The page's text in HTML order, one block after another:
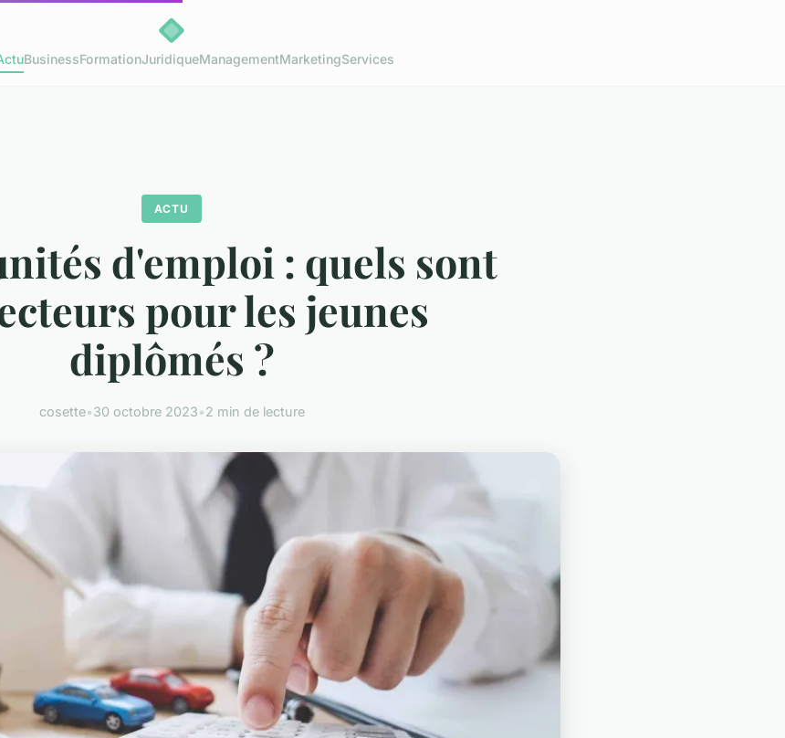
BusinessFormationJuridiqueManagementMarketingServices
ACTU
d'emploi : quels sont
pour les jeunes
diplômés ?
cosette•30 octobre 2023•2 min de lecture